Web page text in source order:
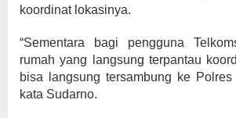
koordinat lokasinya.
“Sementara bagi pengguna
rumah yang langsung terpantau
bisa langsung tersambung ke Polres
kata Sudarno.